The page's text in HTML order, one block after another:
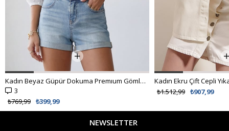
Kadın Beyaz Güpür Dokuma Premıum Gömlek ALC-X4366
3
₺399,99
₺769,99
₺907,99
₺1.512,99
NEWSLETTER